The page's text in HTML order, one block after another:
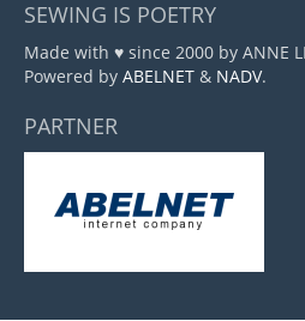
SEWING IS POETRY
Made with ♥ since 2000 by ANNE
Powered by ABELNET & NADV.
PARTNER